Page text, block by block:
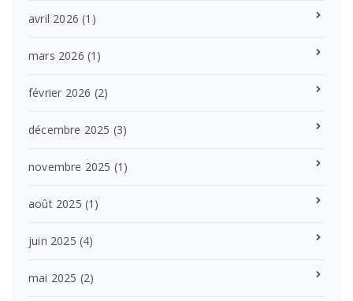
avril 2026 (1)
mars 2026 (1)
février 2026 (2)
décembre 2025 (3)
novembre 2025 (1)
août 2025 (1)
juin 2025 (4)
mai 2025 (2)